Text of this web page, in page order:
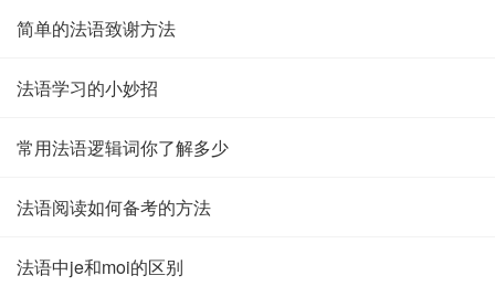
简单的法语致谢方法
法语学习的小妙招
常用法语逻辑词你了解多少
法语阅读如何备考的方法
法语中je和moi的区别